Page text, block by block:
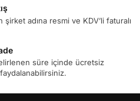
adına resmi ve KDV’li faturalı
süre içinde ücretsiz